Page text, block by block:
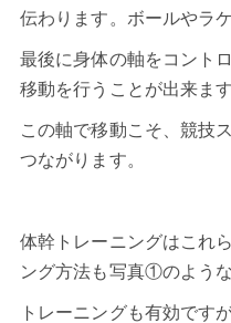
伝わります。ボールやラ
最後に身体の軸をコント
移動を行うことが出来ます
この軸で移動こそ、競技
つながります。
体幹トレーニングはこれ
ング方法も写真①のよう
トレーニングも有効です